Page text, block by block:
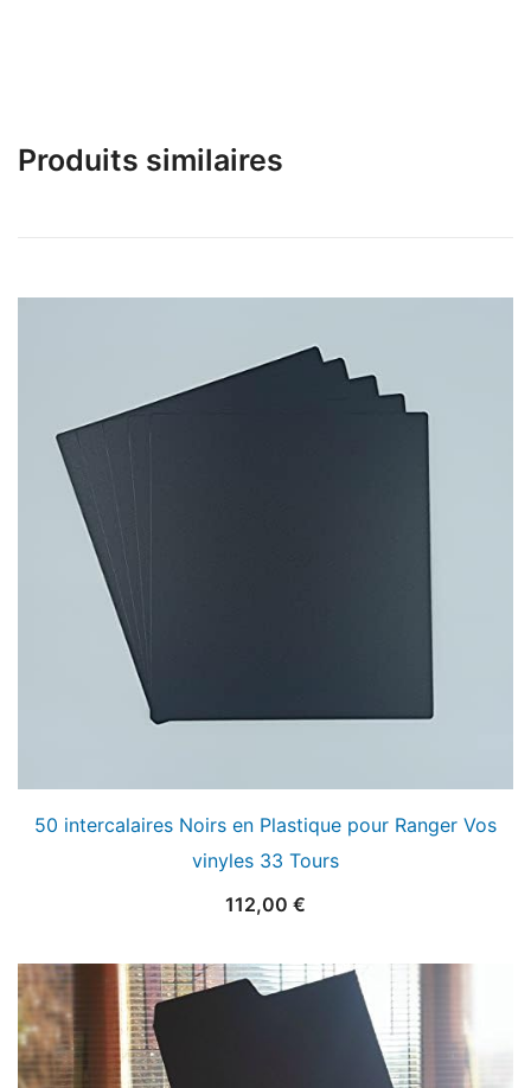
Produits similaires
50 intercalaires Noirs en Plastique pour Ranger Vos
vinyles 33 Tours
112,00 €